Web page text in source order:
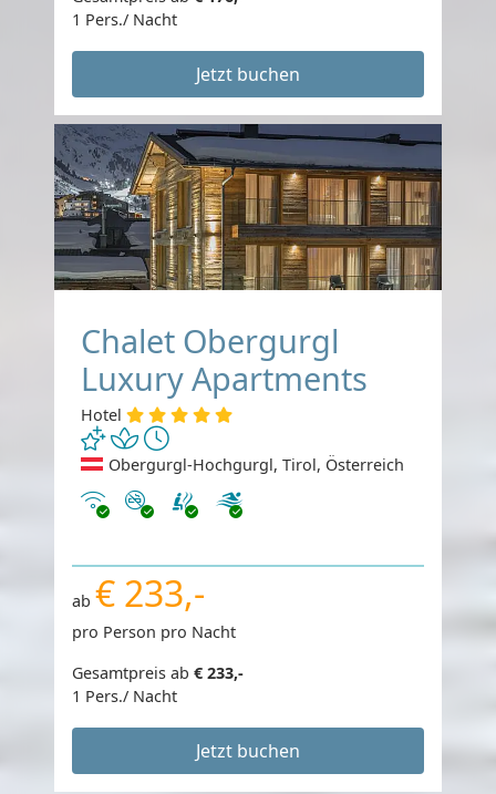
1 Pers./ Nacht
Jetzt buchen
Chalet Obergurgl
Luxury Apartments
Hotel
Obergurgl-Hochgurgl, Tirol, Österreich
InternetNichtraucher
ab € 233,-
pro Person pro Nacht
Gesamtpreis ab € 233,-
1 Pers./ Nacht
Jetzt buchen